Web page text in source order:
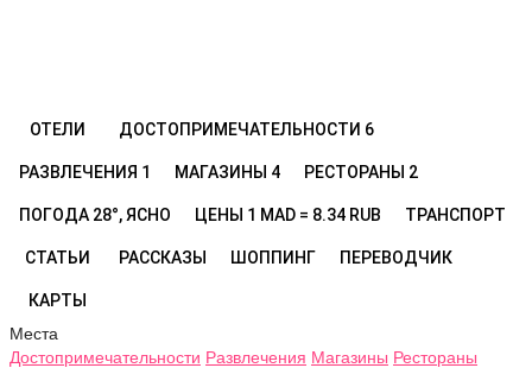
ОТЕЛИ ДОСТОПРИМЕЧАТЕЛЬНОСТИ 6
РАЗВЛЕЧЕНИЯ 1 МАГАЗИНЫ 4 РЕСТОРАНЫ 2
ПОГОДА 28°, ЯСНО ЦЕНЫ 1 MAD = 8.34 RUB ТРАНСПОРТ
СТАТЬИ РАССКАЗЫ ШОППИНГ ПЕРЕВОДЧИК
КАРТЫ
Места
Достопримечательности Развлечения Магазины Рестораны